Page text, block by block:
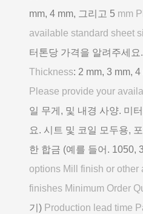
mm, 4 mm, 그리고 5 mm
available standard sheet
터톤당 가격을 알려주세요
Thickness: 2 mm, 3 mm,
Please provide your
일 무게, 및 내경 사양. 미
요. 시트 및 코일 모두용,
한 합금 (예를 들어. 1050,
options Mill finish or other
finishes Minimum Order
기) Production lead time